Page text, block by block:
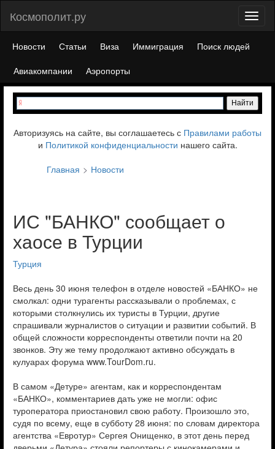
Космополит.ру
Новости Статьи Виза Иммиграция
Поиск людей
Авиакомпании
Аэропорты
Авторизуясь на сайте, вы соглашаетесь с Правилами работы
и Политикой конфиденциальности нашего сайта.
Главная
Новости
ИС "БАНКО" сообщает о
хаосе в Турции
Турция
Весь день 30 июня телефон в отделе новостей «БАНКО» не
смолкал: одни турагенты рассказывали о проблемах, с
которыми столкнулись их туристы в Турции, другие
спрашивали журналистов о ситуации и развитии событий. В
общей сложности корреспонденты ответили почти на 20
звонков. Эту же тему продолжают активно обсуждать в
кулуарах форума www.TourDom.ru.
В самом «Детуре» агентам, как и корреспондентам
«БАНКО», комментариев дать уже не могли: офис
туроператора приостановил свою работу. Произошло это,
судя по всему, еще в субботу 28 июня: по словам директора
агентства «Евротур» Сергея Онищенко, в этот день перед